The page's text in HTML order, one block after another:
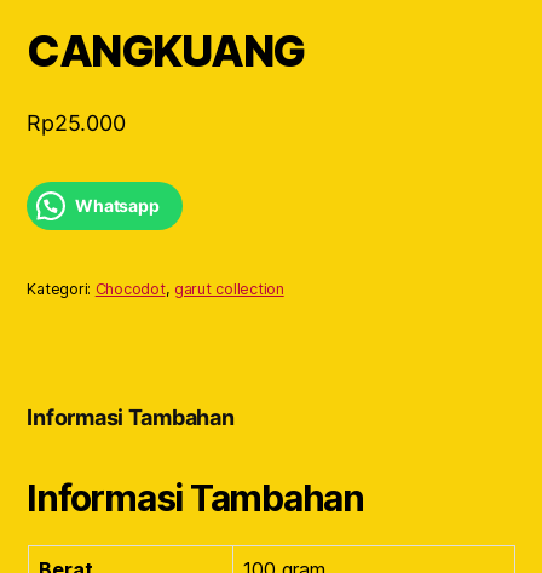
CANGKUANG
Rp25.000
Whatsapp
Kategori: Chocodot, garut collection
Informasi Tambahan
Informasi Tambahan